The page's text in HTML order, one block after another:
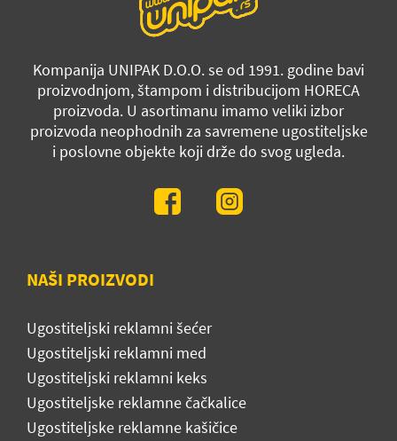
Kompanija UNIPAK D.O.O. se od 1991. godine bavi
proizvodnjom, štampom i distribucijom HORECA
proizvoda. U asortimanu imamo veliki izbor
proizvoda neophodnih za savremene ugostiteljske
i poslovne objekte koji drže do svog ugleda.
NAŠI PROIZVODI
Ugostiteljski reklamni šećer
Ugostiteljski reklamni med
Ugostiteljski reklamni keks
Ugostiteljske reklamne čačkalice
Ugostiteljske reklamne kašičice